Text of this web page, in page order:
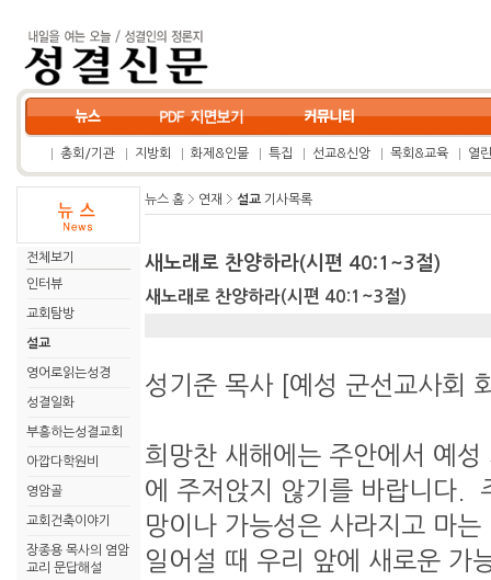
총회/기관 지방회 화제&인물 특집 선교&신앙 목회&교육 열
전체보기
인터뷰
교회탐방
설교
영어로읽는성경
성결일화
부흥하는성결교회
아깝다학원비
영암골
교회건축이야기
장종용 목사의 염암
교리 문답해설
뉴스 홈 연재 설교기사목록
새노래로 찬양하라(시편 40:1~3절)
새노래로 찬양하라(시편 40:1~3절)
성기준 목사 [예성 군선교사
희망찬 새해에는 주안에서 예
에 주저앉지 않기를 바랍니다.
망이나 가능성은 사라지고 마
일어설 때 우리 앞에 새로운 가